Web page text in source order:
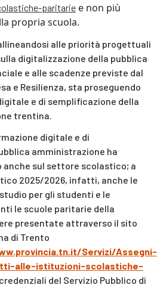
paritarie e non più
propria scuola.
alle priorità progettuali
digitalizzazione della pubblica
e alle scadenze previste dal
e Resilienza, sta proseguendo
e di semplificazione della
trentina.
digitale e di
amministrazione ha
sul settore scolastico; a
2025/2026, infatti, anche le
per gli studenti e le
le scuole paritarie della
presentate attraverso il sito
di Trento
Servizi/Assegni-
alle-istituzioni-scolastiche-
del Servizio Pubblico di